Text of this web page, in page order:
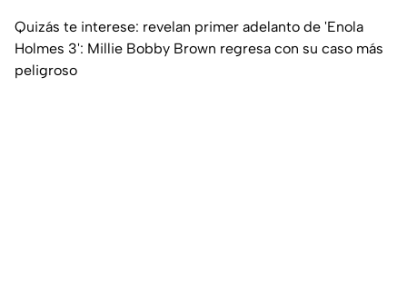
Quizás te interese: revelan primer adelanto de 'Enola
Holmes 3': Millie Bobby Brown regresa con su caso más
peligroso